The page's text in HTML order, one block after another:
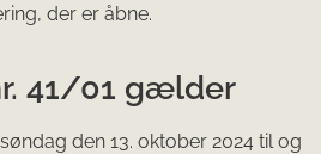
der er åbne.
41/01 gælder
den 13. oktober 2024 til og